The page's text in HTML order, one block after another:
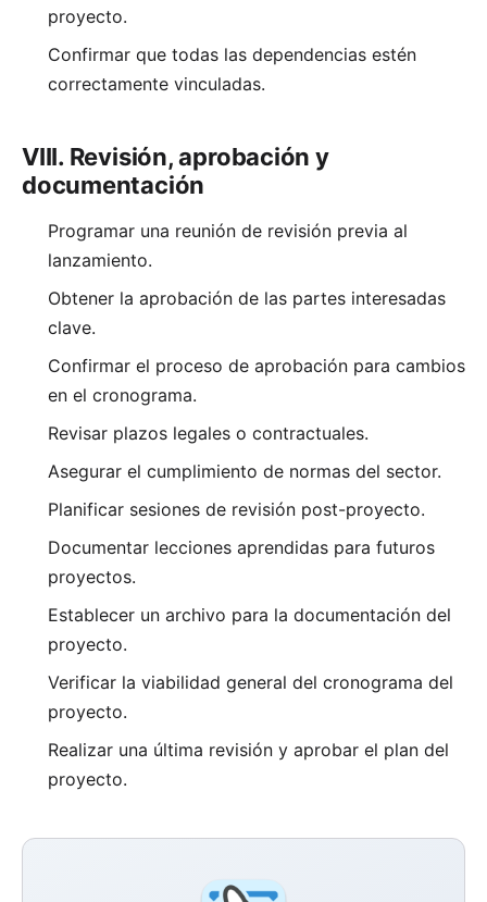
proyecto.
Confirmar que todas las dependencias estén
correctamente vinculadas.
VIII. Revisión, aprobación y
documentación
Programar una reunión de revisión previa al
lanzamiento.
Obtener la aprobación de las partes interesadas
clave.
Confirmar el proceso de aprobación para cambios
en el cronograma.
Revisar plazos legales o contractuales.
Asegurar el cumplimiento de normas del sector.
Planificar sesiones de revisión post-proyecto.
Documentar lecciones aprendidas para futuros
proyectos.
Establecer un archivo para la documentación del
proyecto.
Verificar la viabilidad general del cronograma del
proyecto.
Realizar una última revisión y aprobar el plan del
proyecto.